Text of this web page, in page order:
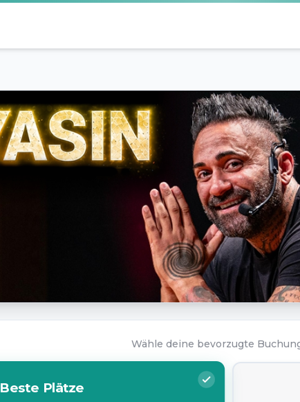
Wähle deine bevorzugte
Beste Plätze